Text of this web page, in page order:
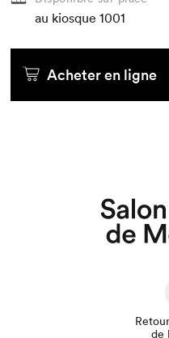
au kiosque 1001
Acheter en ligne
de